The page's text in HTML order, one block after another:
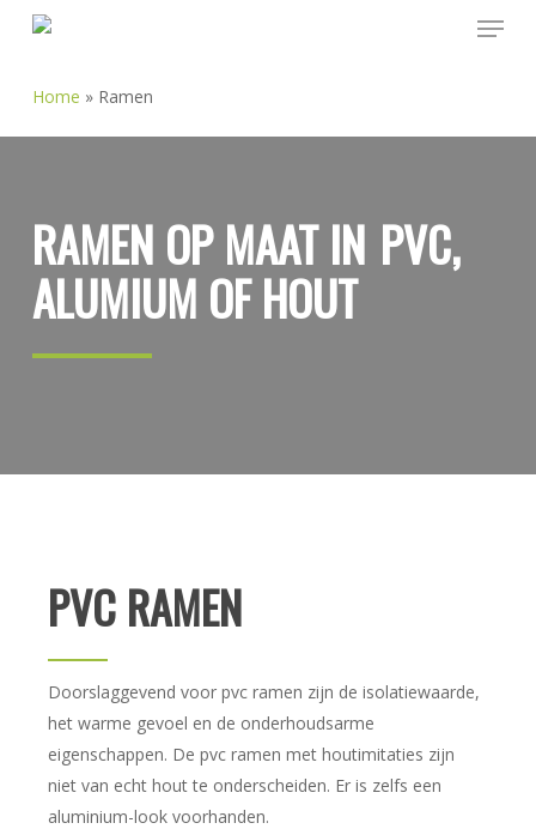
content
Menu
Home » Ramen
RAMEN OP MAAT IN PVC,
ALUMIUM OF HOUT
PVC RAMEN
Doorslaggevend voor pvc ramen zijn de isolatiewaarde,
het warme gevoel en de onderhoudsarme
eigenschappen. De pvc ramen met houtimitaties zijn
niet van echt hout te onderscheiden. Er is zelfs een
aluminium-look voorhanden.